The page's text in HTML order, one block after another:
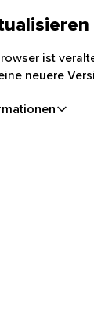
ist
neuere